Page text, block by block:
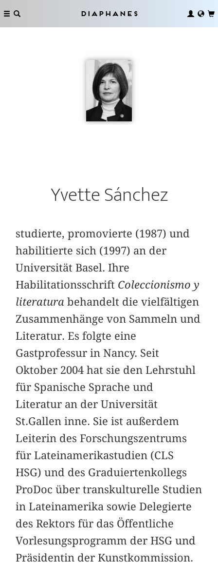
Diaphanes
Yvette Sánchez
studierte, promovierte (1987) und
habilitierte sich (1997) an der
Universität Basel. Ihre
Habilitationsschrift Coleccionismo y
literatura behandelt die vielfältigen
Zusammenhänge von Sammeln und
Literatur. Es folgte eine
Gastprofessur in Nancy. Seit
Oktober 2004 hat sie den Lehrstuhl
für Spanische Sprache und
Literatur an der Universität
St.Gallen inne. Sie ist außerdem
Leiterin des Forschungszentrums
für Lateinamerikastudien (CLS
HSG) und des Graduiertenkollegs
ProDoc über transkulturelle Studien
in Lateinamerika sowie Delegierte
des Rektors für das Öffentliche
Vorlesungsprogramm der HSG und
Präsidentin der Kunstkommission.